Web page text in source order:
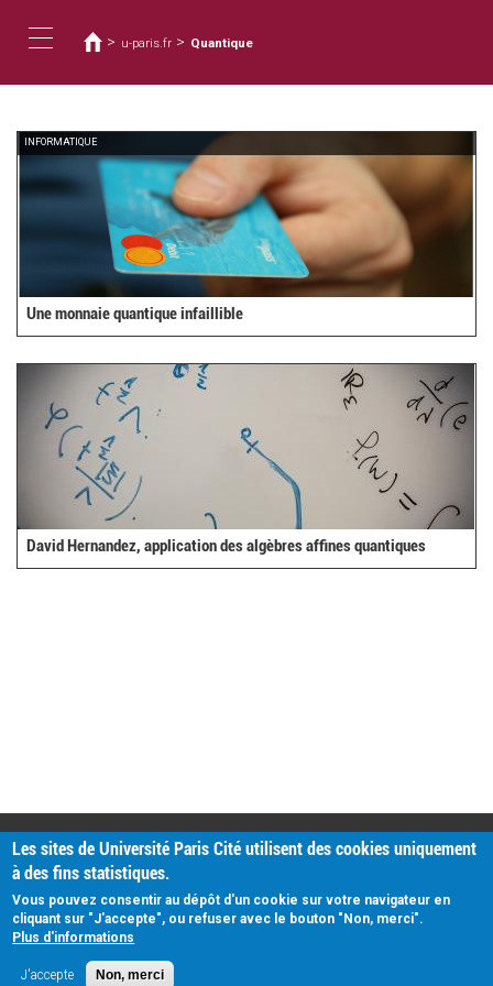
容
navigation
在
這
裡
> u-paris.fr > Quantique
INFORMATIQUE
Une monnaie quantique infaillible
David Hernandez, application des algèbres affines quantiques
PRATIQUE
Plan d'accès
Intranet
Mentions légales
Données personnelles
Les sites de Université Paris Cité utilisent des cookies uniquement
à des fins statistiques.
Vous pouvez consentir au dépôt d'un cookie sur votre navigateur en
cliquant sur "J'accepte", ou refuser avec le bouton "Non, merci".
Plus d'informations
J'accepte Non, merci